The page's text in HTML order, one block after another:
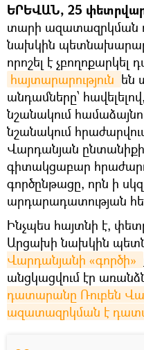
ԵՐԵՎԱՆ, 25
տարի
նախկին
որոշել է
հայտարարություն են
անդամները՝
նշանակում
նշանակում
Վարդանյան ընտանիքի
գիտակցաբար
գործընթացը, որն ի
արդարադատության
Ինչպես հայտնի է,
Արցախի նախկին
Վարդանյանի «գործի»
անցկացվում էր
դատարանը Ռուբեն
ազատազրկման է